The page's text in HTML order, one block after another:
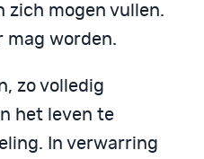
zich mogen vullen.
mag worden.
zo volledig
het leven te
In verwarring